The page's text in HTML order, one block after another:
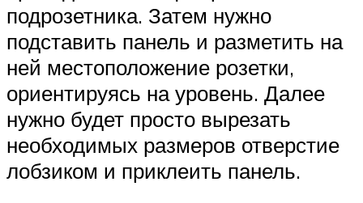
подрозетника. Затем нужно
подставить панель и разметить на
ней местоположение розетки,
ориентируясь на уровень. Далее
нужно будет просто вырезать
необходимых размеров отверстие
лобзиком и приклеить панель.